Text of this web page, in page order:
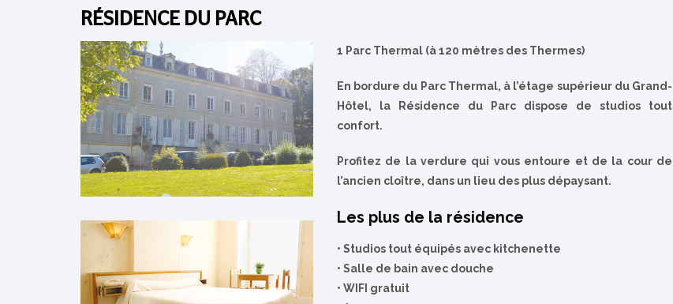
RÉSIDENCE DU PARC
1 Parc Thermal (à 120 mètres des Thermes)
En bordure du Parc Thermal, à l’étage supérieur du Grand-
Hôtel, la Résidence du Parc dispose de studios tout
confort.
Profitez de la verdure qui vous entoure et de la cour de
l’ancien cloître, dans un lieu des plus dépaysant.
Les plus de la résidence
• Studios tout équipés avec kitchenette
• Salle de bain avec douche
• WIFI gratuit